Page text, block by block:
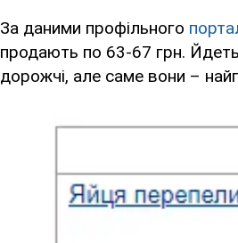
За даними профільного
продають по 63-67 грн.
дорожчі, але саме вони –